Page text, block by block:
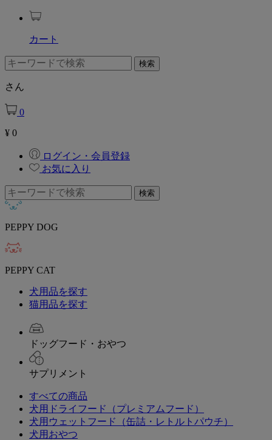
カート
さん
0
¥ 0
ログイン・会員登録
お気に入り
PEPPY DOG
PEPPY CAT
犬用品を探す
猫用品を探す
ドッグフード・おやつ
サプリメント
すべての商品
犬用ドライフード（プレミアムフード）
犬用ウェットフード（缶詰・レトルトパウチ）
犬用おやつ